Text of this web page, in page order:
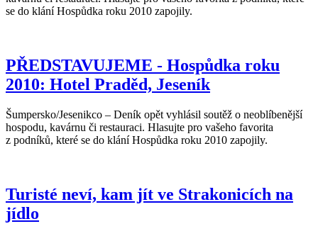
se do klání Hospůdka roku 2010 zapojily.
PŘEDSTAVUJEME - Hospůdka roku
2010: Hotel Praděd, Jeseník
Šumpersko/Jesenikco – Deník opět vyhlásil soutěž o neoblíbenější
hospodu, kavárnu či restauraci. Hlasujte pro vašeho favorita
z podníků, které se do klání Hospůdka roku 2010 zapojily.
Turisté neví, kam jít ve Strakonicích na
jídlo